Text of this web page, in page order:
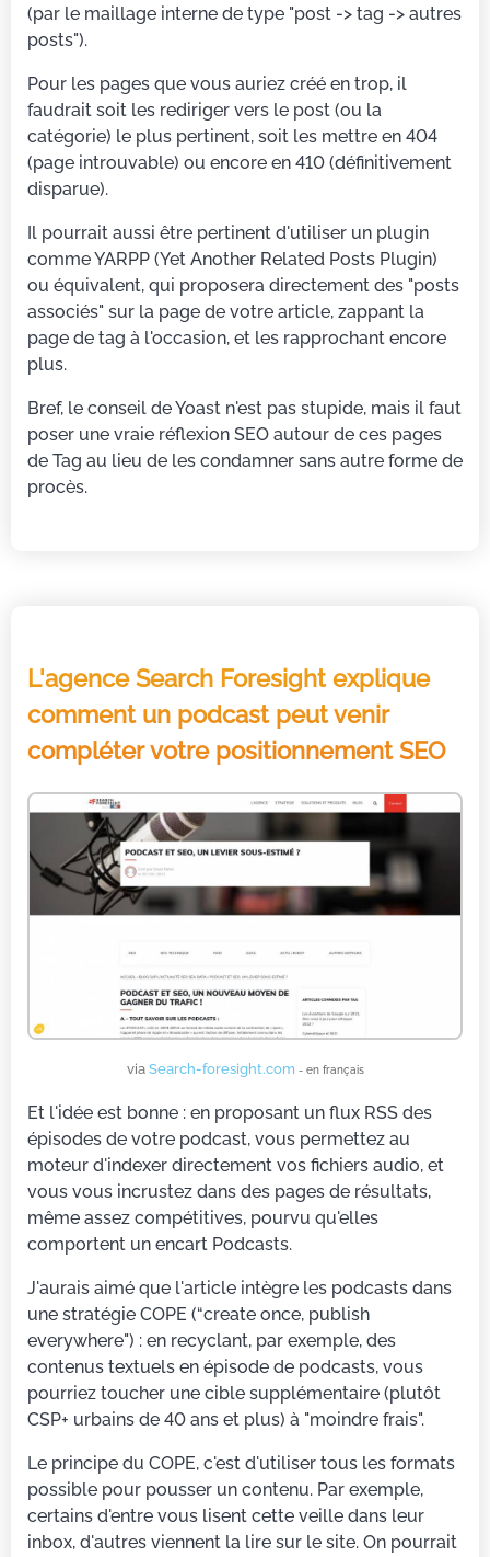
(par le maillage interne de type "post -> tag -> autres
posts").
Pour les pages que vous auriez créé en trop, il
faudrait soit les rediriger vers le post (ou la
catégorie) le plus pertinent, soit les mettre en 404
(page introuvable) ou encore en 410 (définitivement
disparue).
Il pourrait aussi être pertinent d'utiliser un plugin
comme YARPP (Yet Another Related Posts Plugin)
ou équivalent, qui proposera directement des "posts
associés" sur la page de votre article, zappant la
page de tag à l'occasion, et les rapprochant encore
plus.
Bref, le conseil de Yoast n'est pas stupide, mais il faut
poser une vraie réflexion SEO autour de ces pages
de Tag au lieu de les condamner sans autre forme de
procès.
L'agence Search Foresight explique
comment un podcast peut venir
compléter votre positionnement SEO
via Search-foresight.com - en français
Et l'idée est bonne : en proposant un flux RSS des
épisodes de votre podcast, vous permettez au
moteur d'indexer directement vos fichiers audio, et
vous vous incrustez dans des pages de résultats,
même assez compétitives, pourvu qu'elles
comportent un encart Podcasts.
J'aurais aimé que l'article intègre les podcasts dans
une stratégie COPE (“create once, publish
everywhere") : en recyclant, par exemple, des
contenus textuels en épisode de podcasts, vous
pourriez toucher une cible supplémentaire (plutôt
CSP+ urbains de 40 ans et plus) à "moindre frais".
Le principe du COPE, c'est d'utiliser tous les formats
possible pour pousser un contenu. Par exemple,
certains d'entre vous lisent cette veille dans leur
inbox, d'autres viennent la lire sur le site. On pourrait